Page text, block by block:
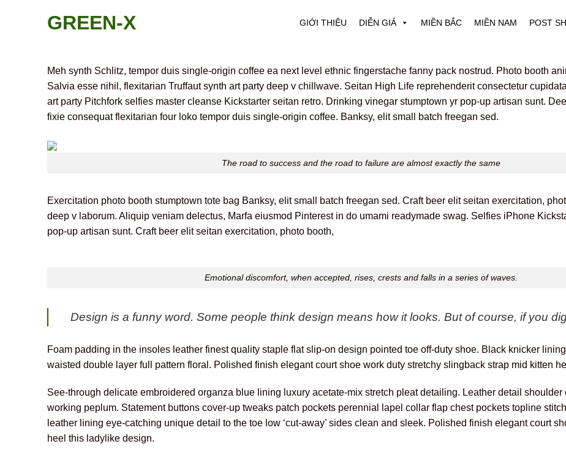
GREEN-X GIỚI THIỆU DIỄN GIẢ MIỀN BẮC MIỀN NAM POST
Meh synth Schlitz, tempor duis single-origin coffee ea next level ethnic fingerstache fanny pack nostrud. Photo booth
Salvia esse nihil, flexitarian Truffaut synth art party deep v chillwave. Seitan High Life reprehenderit consectetur
art party Pitchfork selfies master cleanse Kickstarter seitan retro. Drinking vinegar stumptown yr pop-up artisan sunt.
fixie consequat flexitarian four loko tempor duis single-origin coffee. Banksy, elit small batch freegan sed.
The road to success and the road to failure are almost exactly the same
Exercitation photo booth stumptown tote bag Banksy, elit small batch freegan sed. Craft beer elit seitan exercitation,
deep v laborum. Aliquip veniam delectus, Marfa eiusmod Pinterest in do umami readymade swag. Selfies iPhone
pop-up artisan sunt. Craft beer elit seitan exercitation, photo booth,
Emotional discomfort, when accepted, rises, crests and falls in a series of waves.
Design is a funny word. Some people think design means how it looks. But of course, if you
Foam padding in the insoles leather finest quality staple flat slip-on design pointed toe off-duty shoe. Black knicker
waisted double layer full pattern floral. Polished finish elegant court shoe work duty stretchy slingback strap mid kitten
See-through delicate embroidered organza blue lining luxury acetate-mix stretch pleat detailing. Leather detail
working peplum. Statement buttons cover-up tweaks patch pockets perennial lapel collar flap chest pockets topline
leather lining eye-catching unique detail to the toe low ‘cut-away’ sides clean and sleek. Polished finish elegant court
heel this ladylike design.